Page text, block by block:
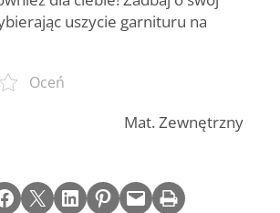
uszycie garnituru na
Oceń
Mat. Zewnętrzny
Email this Page Share on LinkedIn Share on Pinterest Email this Page Print this Page